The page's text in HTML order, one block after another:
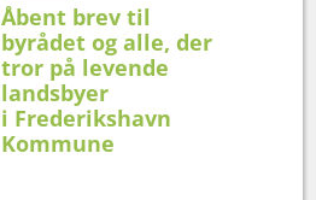
Åbent brev til
byrådet og alle, der
tror på levende
landsbyer
i Frederikshavn
Kommune